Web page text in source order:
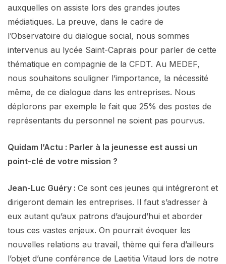
auxquelles on assiste lors des grandes joutes
médiatiques. La preuve, dans le cadre de
l’Observatoire du dialogue social, nous sommes
intervenus au lycée Saint-Caprais pour parler de cette
thématique en compagnie de la CFDT. Au MEDEF,
nous souhaitons souligner l’importance, la nécessité
même, de ce dialogue dans les entreprises. Nous
déplorons par exemple le fait que 25% des postes de
représentants du personnel ne soient pas pourvus.
Quidam l’Actu : Parler à la jeunesse est aussi un
point-clé de votre mission ?
Jean-Luc Guéry : Ce sont ces jeunes qui intégreront et
dirigeront demain les entreprises. Il faut s’adresser à
eux autant qu’aux patrons d’aujourd’hui et aborder
tous ces vastes enjeux. On pourrait évoquer les
nouvelles relations au travail, thème qui fera d’ailleurs
l’objet d’une conférence de Laetitia Vitaud lors de notre